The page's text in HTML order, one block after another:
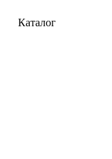
Каталог